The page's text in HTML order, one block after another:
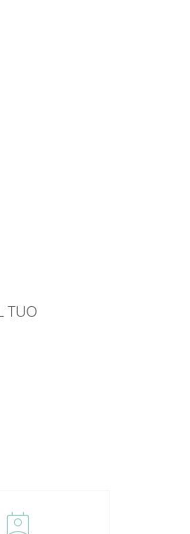
TUO
perm_contact_calendar